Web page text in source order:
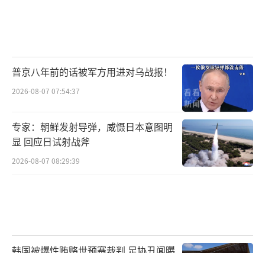
普京八年前的话被军方用进对乌战报！
2026-08-07 07:54:37
专家：朝鲜发射导弹，威慑日本意图明
显 回应日试射战斧
2026-08-07 08:29:39
韩国被爆性贿赂世预赛裁判 足协丑闻曝